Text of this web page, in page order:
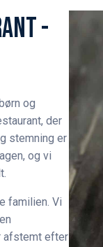
-
og
der
stemning er
og vi
familien. Vi
afstemt efter